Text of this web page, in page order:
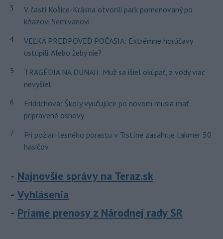
3
V časti Košice-Krásna otvorili park pomenovaný po
kňazovi Semivanovi
4
VEĽKÁ PREDPOVEĎ POČASIA: Extrémne horúčavy
ustúpili. Alebo žeby nie?
5
TRAGÉDIA NA DUNAJI: Muž sa išiel okúpať, z vody viac
nevyšiel
6
Fridrichová: Školy vyučujúce po novom musia mať
pripravené osnovy
7
Pri požiari lesného porastu v Trstíne zasahuje takmer 50
hasičov
Najnovšie správy na Teraz.sk
Vyhlásenia
Priame prenosy z Národnej rady SR